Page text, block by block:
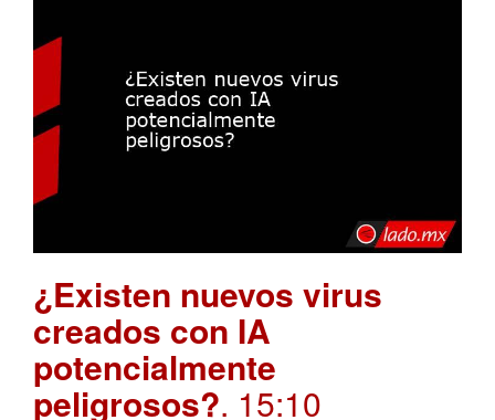
¿Existen nuevos virus
creados con IA
potencialmente
peligrosos?. 15:10